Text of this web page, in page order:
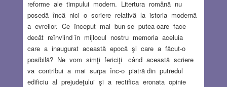
reforme ale timpului modern. Litertura română nu
posedă încă nici o scriere relativă la istoria modernă
a evreilor. Ce început mai bun se putea oare face
decât reînviind în mijlocul nostru memoria aceluia
care a inaugurat această epocă şi care a făcut-o
posibilă? Ne vom simţi fericiţi când această scriere
va contribui a mai surpa înc-o piatră din putredul
edificiu al prejudeţului şi a rectifica eronata opinie